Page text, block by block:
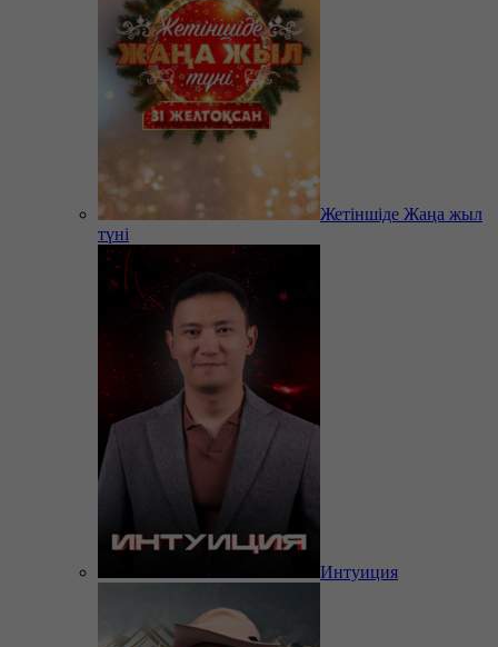
Жетіншіде Жаңа жыл
түні
Интуиция